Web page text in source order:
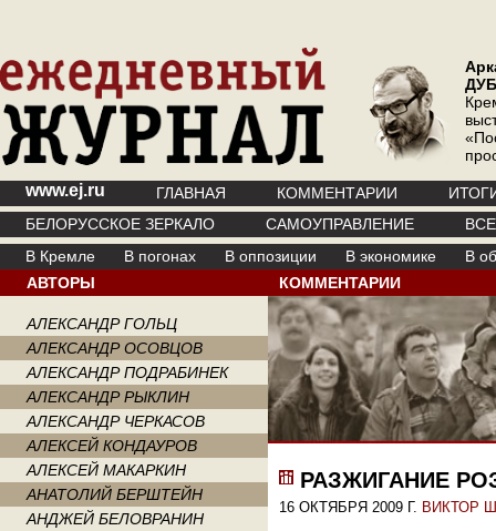
www.ej.ru ГЛАВНАЯ КОММЕНТАРИИ
БЕЛОРУССКОЕ ЗЕРКАЛО
САМОУПРАВЛЕНИЕ
В Кремле
В погонах В оппозиции В экономике
В
АВТОРЫ
АЛЕКСАНДР ГОЛЬЦ
АЛЕКСАНДР ОСОВЦОВ
АЛЕКСАНДР ПОДРАБИНЕК
АЛЕКСАНДР РЫКЛИН
АЛЕКСАНДР ЧЕРКАСОВ
АЛЕКСЕЙ КОНДАУРОВ
АЛЕКСЕЙ МАКАРКИН
АНАТОЛИЙ БЕРШТЕЙН
АНДЖЕЙ БЕЛОВРАНИН
КОММЕНТАРИИ
РАЗЖИГАНИЕ
16 ОКТЯБРЯ 2009 Г. ВИКТОР